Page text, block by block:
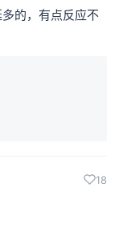
的，有点反应不
18